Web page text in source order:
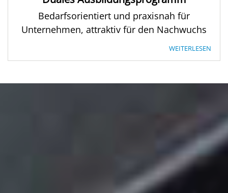
Bedarfsorientiert und praxisnah für
Unternehmen, attraktiv für den Nachwuchs
WEITERLESEN